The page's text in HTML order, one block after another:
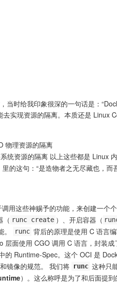
当时给我印象很深的一句话是：
实现资源的隔离。本质还是 Linux
物理资源的隔离
统资源的隔离 以上这些都是 Linux
的这句：“是造物者之无尽藏也，而
用这些神赐予的功能，来创建一个个
（ runc create ）、开启容器（
。 runc 背后的原理是使用 C 语言
层面使用 CGO 调用 C 语言，封装成
Runtime-Spec。这个 OCI 是
镜像的规范。 我们将 runc 这种只
） 。这么称呼是为了和后面提